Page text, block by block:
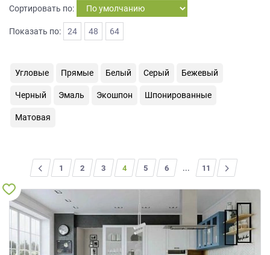
Сортировать по:
Показать по: 24 48 64
Угловые Прямые Белый Серый Бежевый
Черный Эмаль Экошпон Шпонированные
Матовая
1 2 3 4 5 6 ... 11
>
на
персональных
также
персональных
программами
порядке
условиях
Политики
обработки